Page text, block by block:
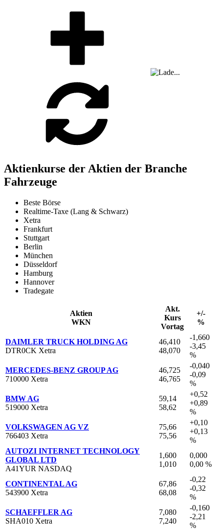
Aktienkurse der Aktien der Branche
Fahrzeuge
Beste Börse
Realtime-Taxe (Lang & Schwarz)
Xetra
Frankfurt
Stuttgart
Berlin
München
Düsseldorf
Hamburg
Hannover
Tradegate
Aktien
WKN
Akt.
Kurs
Vortag
+/-
%
DAIMLER TRUCK HOLDING AG
DTR0CK Xetra
46,410
48,070
-1,660
-3,45
%
MERCEDES-BENZ GROUP AG
710000 Xetra
46,725
46,765
-0,040
-0,09
%
BMW AG
519000 Xetra
59,14
58,62
+0,52
+0,89
%
VOLKSWAGEN AG VZ
766403 Xetra
75,66
75,56
+0,10
+0,13
%
AUTOZI INTERNET TECHNOLOGY
GLOBAL LTD
A41YUR NASDAQ
1,600
1,010
0,000
0,00 %
CONTINENTAL AG
543900 Xetra
67,86
68,08
-0,22
-0,32
%
SCHAEFFLER AG
SHA010 Xetra
7,080
7,240
-0,160
-2,21
%